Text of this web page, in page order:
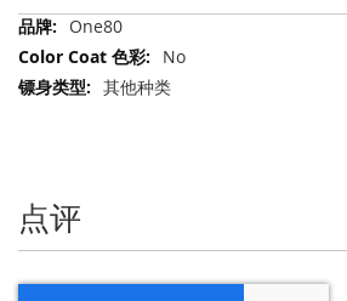
更
多
信
息
One80
No
其他种类
点评